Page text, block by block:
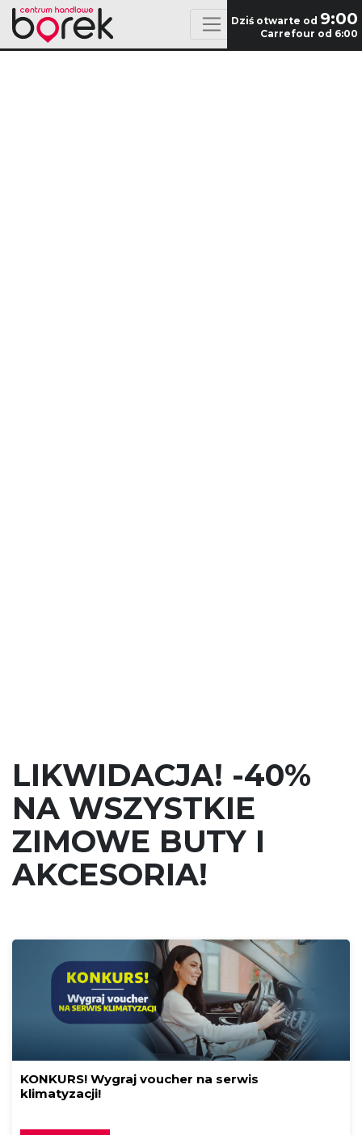
Dziś otwarte od 9:00
Carrefour od 6:00
LIKWIDACJA! -40%
NA WSZYSTKIE
ZIMOWE BUTY I
AKCESORIA!
KONKURS! Wygraj voucher na serwis
klimatyzacji!